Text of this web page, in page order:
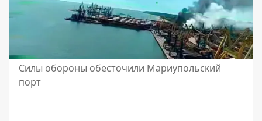
Силы обороны обесточили Мариупольский
порт